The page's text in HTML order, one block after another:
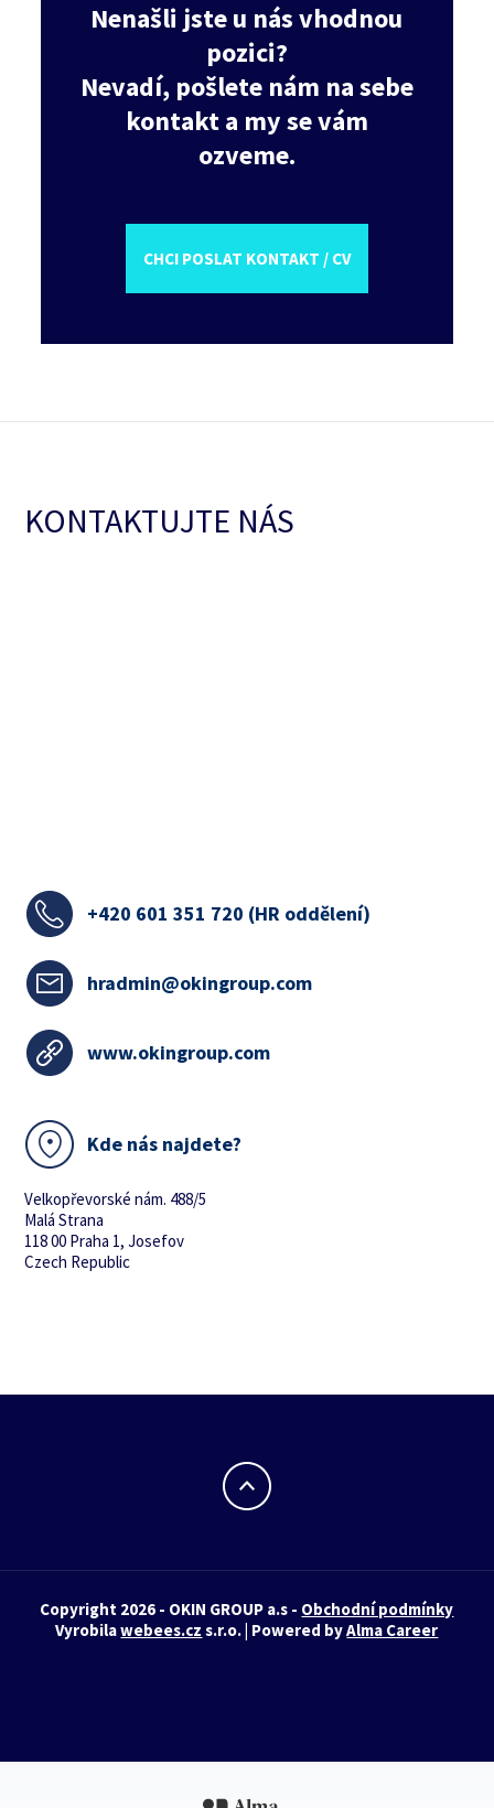
Nenašli jste u nás vhodnou
pozici?
Nevadí, pošlete nám na sebe
kontakt a my se vám
ozveme.
CHCI POSLAT KONTAKT / CV
KONTAKTUJTE NÁS
+420 601 351 720 (HR oddělení)
hradmin@okingroup.com
www.okingroup.com
Kde nás najdete?
Velkopřevorské nám. 488/5
Malá Strana
118 00 Praha 1, Josefov
Czech Republic
Copyright 2026 - OKIN GROUP a.s - Obchodní podmínky
Vyrobilawebees.cz s.r.o. | Powered byAlma Career